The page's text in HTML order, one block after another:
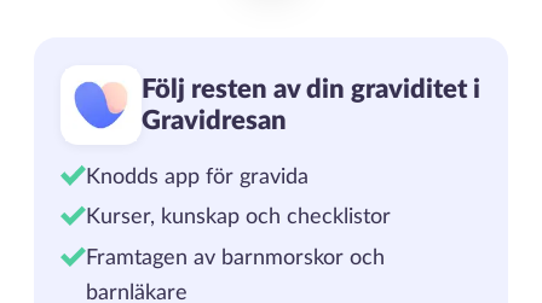
Följ resten av din graviditet i
Gravidresan
Knodds app för gravida
Kurser, kunskap och checklistor
Framtagen av barnmorskor och
barnläkare